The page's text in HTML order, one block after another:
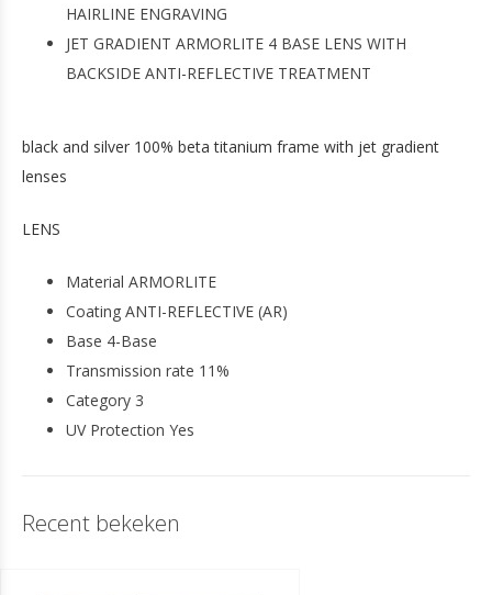
HAIRLINE ENGRAVING
JET GRADIENT ARMORLITE 4 BASE LENS WITH
BACKSIDE ANTI-REFLECTIVE TREATMENT
black and silver 100% beta titanium frame with jet gradient
lenses
LENS
Material ARMORLITE
Coating ANTI-REFLECTIVE (AR)
Base 4-Base
Transmission rate 11%
Category 3
UV Protection Yes
Recent bekeken